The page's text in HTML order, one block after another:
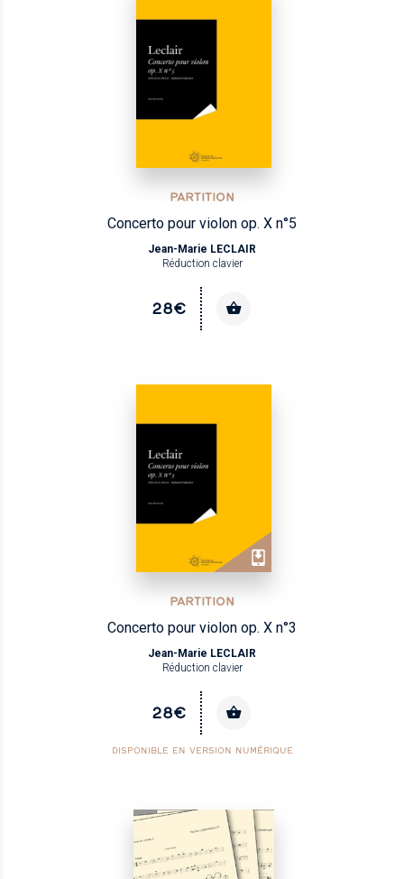
PARTITION
Concerto pour violon op. X n°5
Jean-Marie LECLAIR
Réduction clavier
28€
PARTITION
Concerto pour violon op. X n°3
Jean-Marie LECLAIR
Réduction clavier
28€
DISPONIBLE EN VERSION NUMÉRIQUE